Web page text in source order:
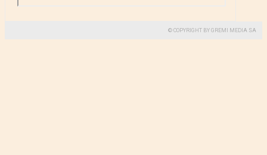
© COPYRIGHT BY GREMI MEDIA SA